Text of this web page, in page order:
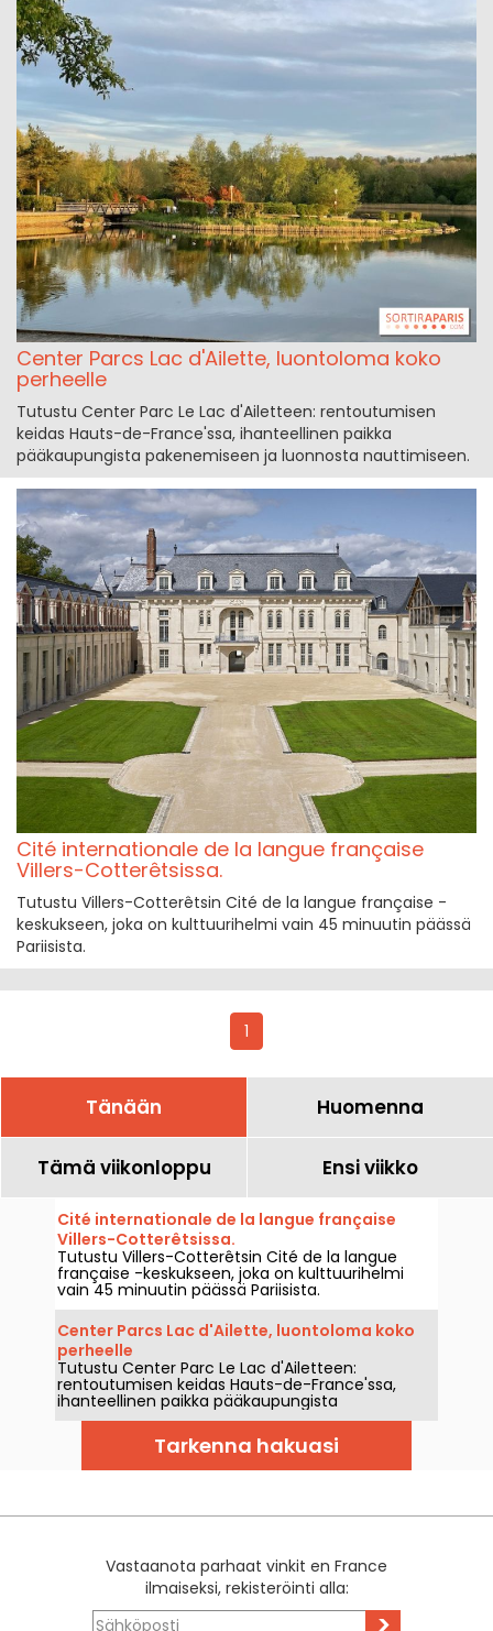
Center Parcs Lac d'Ailette, luontoloma koko
perheelle
Tutustu Center Parc Le Lac d'Ailetteen: rentoutumisen
keidas Hauts-de-France'ssa, ihanteellinen paikka
pääkaupungista pakenemiseen ja luonnosta nauttimiseen.
Cité internationale de la langue française
Villers-Cotterêtsissa.
Tutustu Villers-Cotterêtsin Cité de la langue française -
keskukseen, joka on kulttuurihelmi vain 45 minuutin päässä
Pariisista.
1
Tänään Huomenna
Tämä viikonloppu Ensi viikko
Cité internationale de la langue française
Villers-Cotterêtsissa.
Tutustu Villers-Cotterêtsin Cité de la langue
française -keskukseen, joka on kulttuurihelmi
vain 45 minuutin päässä Pariisista.
Center Parcs Lac d'Ailette, luontoloma koko
perheelle
Tutustu Center Parc Le Lac d'Ailetteen:
rentoutumisen keidas Hauts-de-France'ssa,
ihanteellinen paikka pääkaupungista
pakenemiseen ja luonnosta nauttimiseen.
Tarkenna hakuasi
Vastaanota parhaat vinkit en France
ilmaiseksi, rekisteröinti alla: